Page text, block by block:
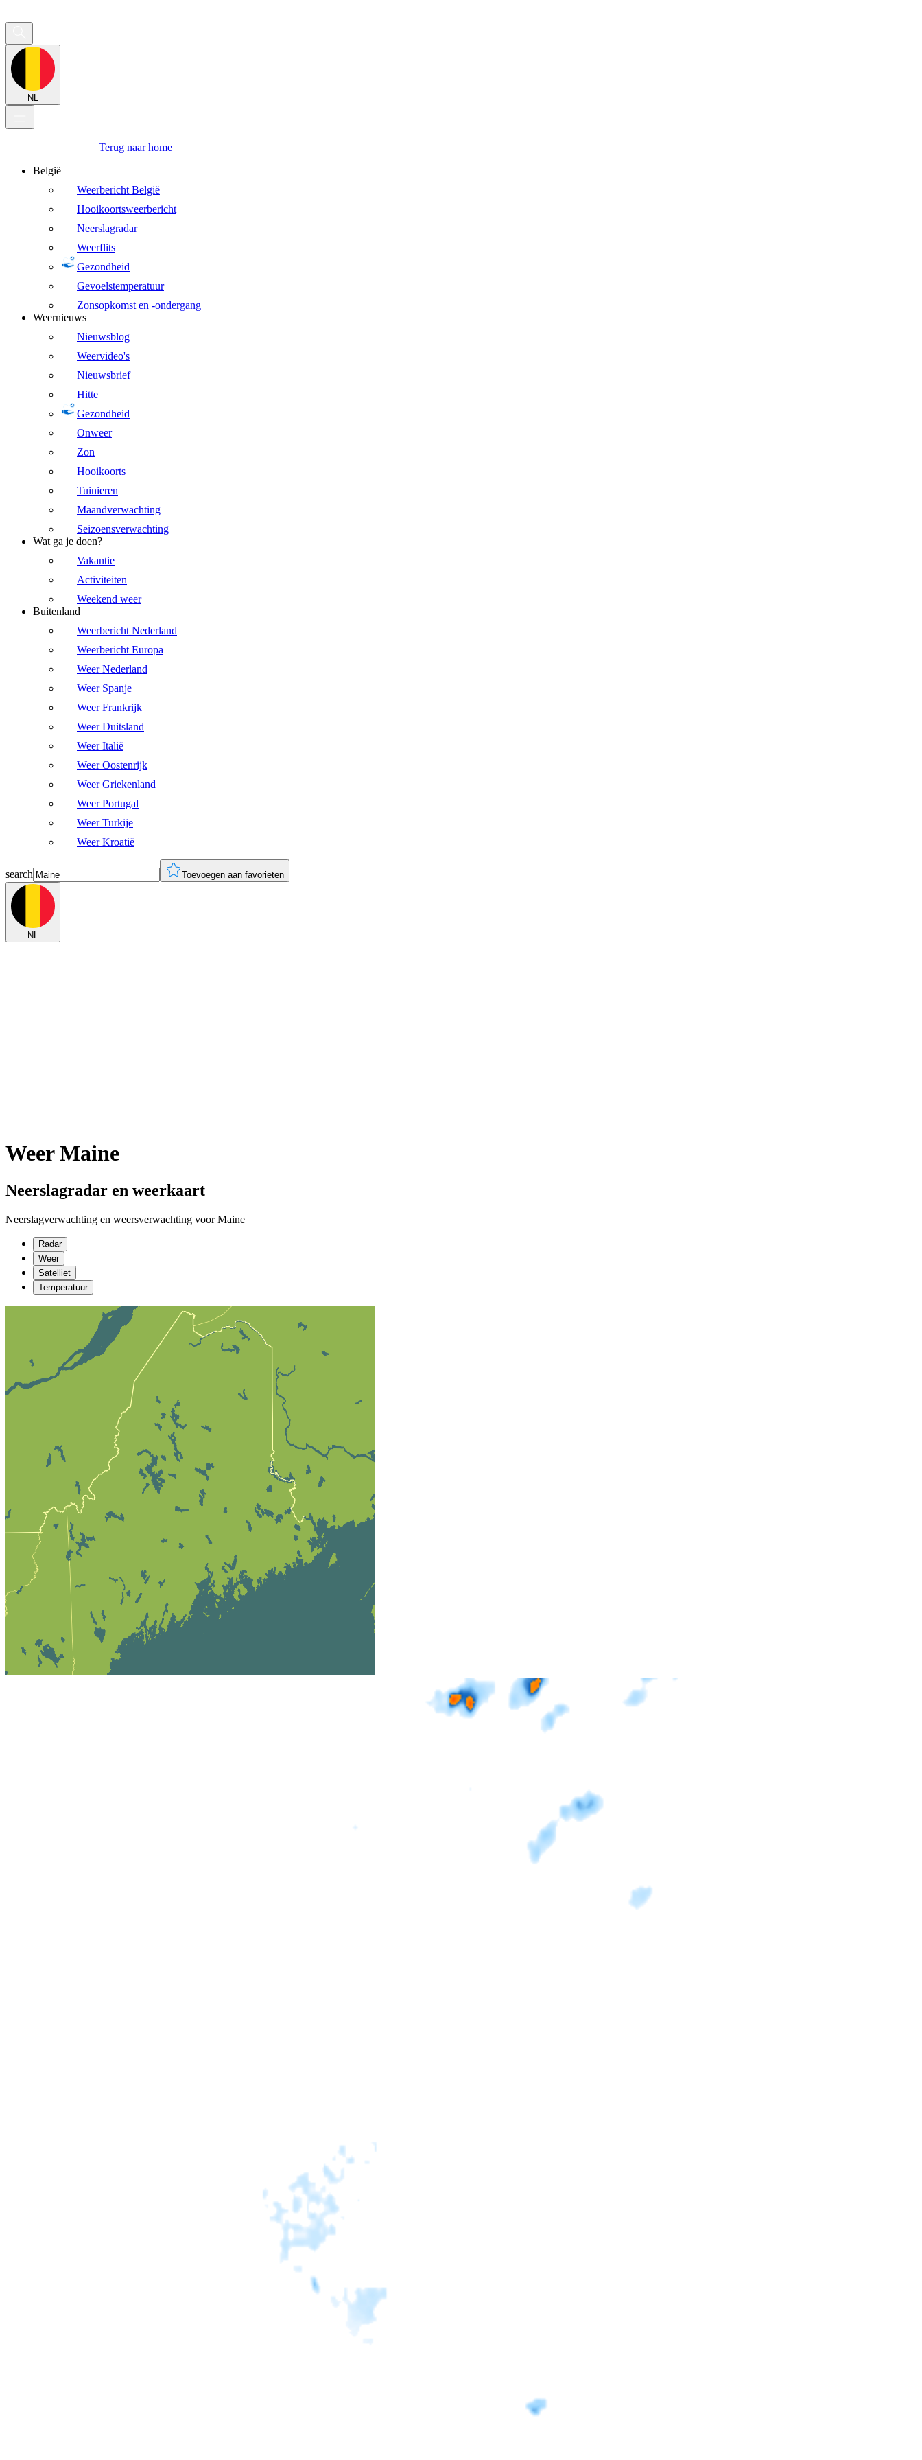
NL
Terug naar home
België
Weerbericht België
Hooikoortsweerbericht
Neerslagradar
Weerflits
Gezondheid
Gevoelstemperatuur
Zonsopkomst en -ondergang
Weernieuws
Nieuwsblog
Weervideo's
Nieuwsbrief
Hitte
Gezondheid
Onweer
Zon
Hooikoorts
Tuinieren
Maandverwachting
Seizoensverwachting
Wat ga je doen?
Vakantie
Activiteiten
Weekend weer
Buitenland
Weerbericht Nederland
Weerbericht Europa
Weer Nederland
Weer Spanje
Weer Frankrijk
Weer Duitsland
Weer Italië
Weer Oostenrijk
Weer Griekenland
Weer Portugal
Weer Turkije
Weer Kroatië
search Toevoegen aan favorieten
NL
Weer Maine
Neerslagradar en weerkaart
Neerslagverwachting en weersverwachting voor Maine
Radar
Weer
Satelliet
Temperatuur